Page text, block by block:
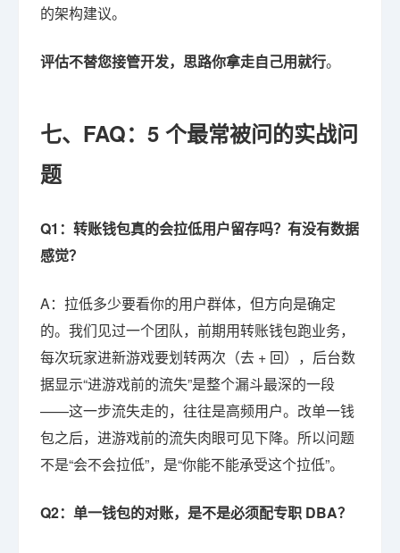
的架构建议。
评估不替您接管开发，思路你拿走自己用就行。
七、FAQ：5 个最常被问的实战问
题
Q1：转账钱包真的会拉低用户留存吗？有没有数据
感觉？
A：拉低多少要看你的用户群体，但方向是确定
的。我们见过一个团队，前期用转账钱包跑业务，
每次玩家进新游戏要划转两次（去 + 回），后台数
据显示“进游戏前的流失”是整个漏斗最深的一段
——这一步流失走的，往往是高频用户。改单一钱
包之后，进游戏前的流失肉眼可见下降。所以问题
不是“会不会拉低”，是“你能不能承受这个拉低”。
Q2：单一钱包的对账，是不是必须配专职 DBA？